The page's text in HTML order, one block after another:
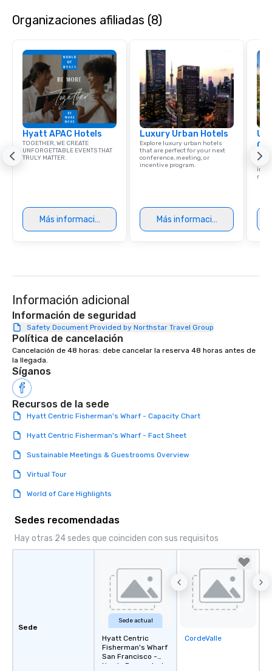
Organizaciones afiliadas (8)
Hyatt APAC Hotels
TOGETHER, WE CREATE
UNFORGETTABLE EVENTS THAT
TRULY MATTER.
Más información
Luxury Urban Hotels
Explore luxury urban hotels
that are perfect for your next
conference, meeting, or
incentive program.
Más información
Find
Información adicional
Información de seguridad
Safety Document Provided by Northstar Travel Group
Política de cancelación
Cancelación de 48 horas: debe cancelar la reserva 48 horas antes de
la llegada.
Síganos
Recursos de la sede
Hyatt Centric Fisherman's Wharf - Capacity Chart
Hyatt Centric Fisherman's Wharf - Fact Sheet
Sustainable Meetings & Guestrooms Overview
Virtual Tour
World of Care Highlights
Sedes recomendadas
Hay otras 24 sedes que coinciden con sus requisitos
Sede
Sede actual
Hyatt Centric
Fisherman's Wharf
San Francisco -
Newly Renovated
Removed from
CordeValle